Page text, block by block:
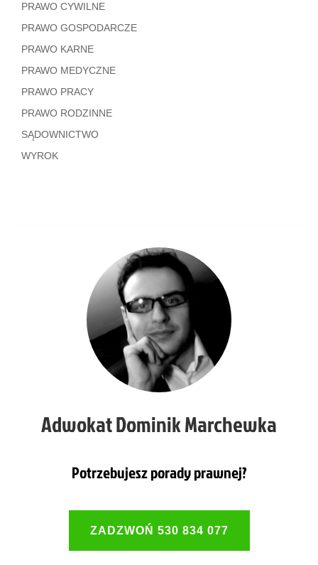
PRAWO CYWILNE
PRAWO GOSPODARCZE
PRAWO KARNE
PRAWO MEDYCZNE
PRAWO PRACY
PRAWO RODZINNE
SĄDOWNICTWO
WYROK
Adwokat Dominik Marchewka
Potrzebujesz porady prawnej?
ZADZWOŃ 530 834 077